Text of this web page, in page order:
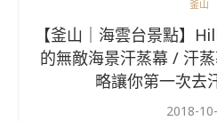
釜山
【釜山｜海雲台景點】
的無敵海景汗蒸幕 / 汗
略讓你第一次去
2018-